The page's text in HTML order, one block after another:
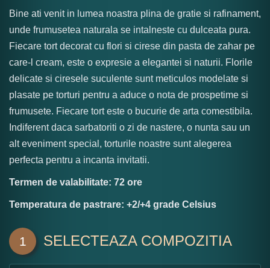
Bine ati venit in lumea noastra plina de gratie si rafinament,
unde frumusetea naturala se intalneste cu dulceata pura.
Fiecare tort decorat cu flori si cirese din pasta de zahar pe
care-l cream, este o expresie a elegantei si naturii. Florile
delicate si ciresele suculente sunt meticulos modelate si
plasate pe torturi pentru a aduce o nota de prospetime si
frumusete. Fiecare tort este o bucurie de arta comestibila.
Indiferent daca sarbatoriti o zi de nastere, o nunta sau un
alt eveniment special, torturile noastre sunt alegerea
perfecta pentru a incanta invitatii.
Termen de valabilitate: 72 ore
Temperatura de pastrare: +2/+4 grade Celsius
1 SELECTEAZA COMPOZITIA